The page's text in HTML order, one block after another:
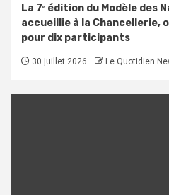
La 7ᵉ édition du Modèle des
accueillie à la Chancellerie,
pour dix participants
30 juillet 2026 Le Quotidien